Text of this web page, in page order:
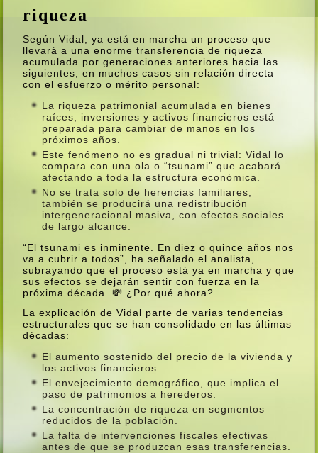
riqueza
Según Vidal, ya está en marcha un proceso que
llevará a una enorme transferencia de riqueza
acumulada por generaciones anteriores hacia las
siguientes, en muchos casos sin relación directa
con el esfuerzo o mérito personal:
La riqueza patrimonial acumulada en bienes
raíces, inversiones y activos financieros está
preparada para cambiar de manos en los
próximos años.
Este fenómeno no es gradual ni trivial: Vidal lo
compara con una ola o “tsunami” que acabará
afectando a toda la estructura económica.
No se trata solo de herencias familiares;
también se producirá una redistribución
intergeneracional masiva, con efectos sociales
de largo alcance.
“El tsunami es inminente. En diez o quince años nos
va a cubrir a todos”, ha señalado el analista,
subrayando que el proceso está ya en marcha y que
sus efectos se dejarán sentir con fuerza en la
próxima década. 💸 ¿Por qué ahora?
La explicación de Vidal parte de varias tendencias
estructurales que se han consolidado en las últimas
décadas:
El aumento sostenido del precio de la vivienda y
los activos financieros.
El envejecimiento demográfico, que implica el
paso de patrimonios a herederos.
La concentración de riqueza en segmentos
reducidos de la población.
La falta de intervenciones fiscales efectivas
antes de que se produzcan esas transferencias.